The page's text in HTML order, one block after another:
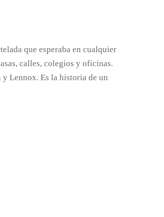
que esperaba en cualquier
calles, colegios y oficinas.
Lennox. Es la historia de un